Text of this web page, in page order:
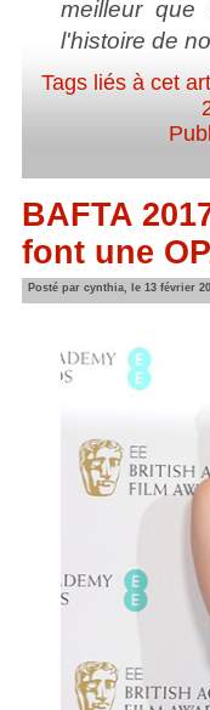
meilleur
l'histoire de
Tags liés à cet
BAFTA
font une
Posté par cynthia, le 13 février